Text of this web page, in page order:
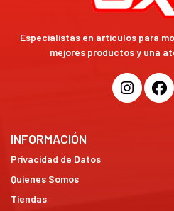
Especialistas en artículos para
mejores productos y una
INFORMACIÓN
Privacidad de Datos
Quienes Somos
Tiendas